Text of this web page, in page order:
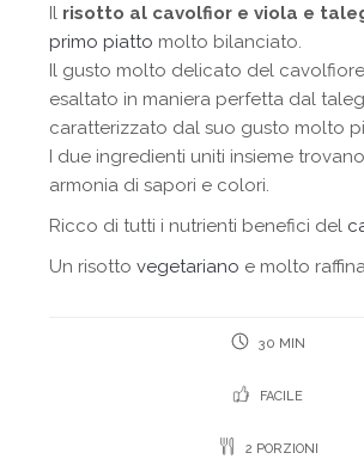
Il risotto al cavolfior e viola e
primo piatto molto bilanciato.
Il gusto molto delicato del
esaltato in maniera perfetta dal
caratterizzato dal suo gusto molto
I due ingredienti uniti insieme
armonia di sapori e colori.
Ricco di tutti i nutrienti benefici del
Un risottovegetariano e molto
30 MIN
FACILE
2 PORZIONI